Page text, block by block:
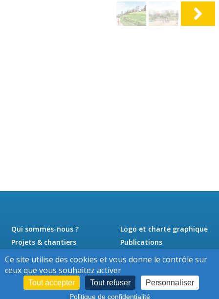
Qui sommes-nous ?
Projets & chantiers
Actualités
Jobs
Logo et charte graphique
Publications
Presse
Contact
Ce site utilise des cookies et vous donne le contrôle sur
ceux que vous souhaitez activer
Tout accepter Tout refuser Personnaliser
Politique de confidentialité